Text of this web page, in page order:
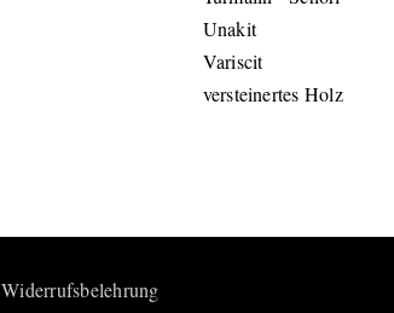
Unakit
Variscit
versteinertes Holz
Widerrufsbelehrung